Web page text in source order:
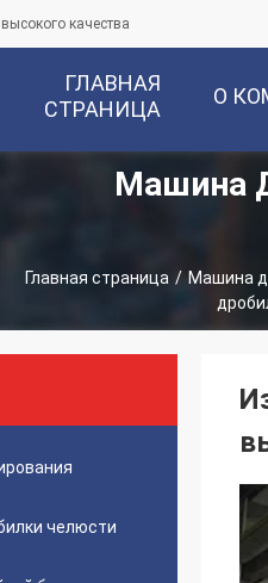
качества
ГЛАВНАЯ
СТРАНИЦА
О
Машина
Главная страница / Машина
челюсти